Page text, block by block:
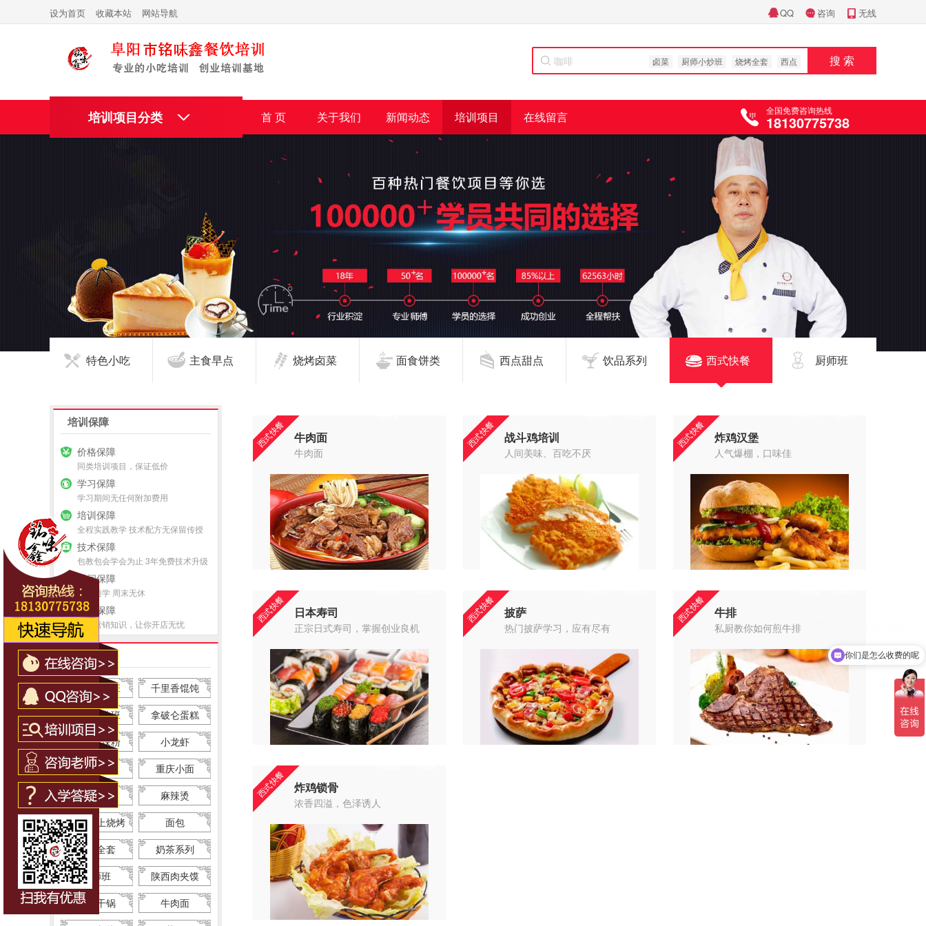
设为首页 收藏本站 网站导航 QQ 咨询 无线
卤菜 厨师小炒班 烧烤全套 西点 搜 索
培训项目分类 首 页 关于我们 新闻动态 培训项目 在线留言 全国免费咨询热线
18130775738
特色小吃 主食早点 烧烤卤菜 面食饼类 西点甜点 饮品系列 西式快餐 厨师班
培训保障
价格保障
同类培训项目，保证低价
学习保障
学习期间无任何附加费用
培训保障
全程实践教学 技术配方无保留传授
技术保障
包教包会学会为止 3年免费技术升级
时间保障
随到随学 周末无休
创业保障
传授营销知识，让你开店无忧
推荐项目
西点全能班
千里香馄饨
早点创业班
拿破仑蛋糕
重庆酸辣粉
小龙虾
北京烤鸭
重庆小面
蛋挞
麻辣烫
韩式纸上烧烤
面包
烧烤全套
奶茶系列
厨师班
陕西肉夹馍
特色干锅
牛肉面
西式快餐 牛肉面
牛肉面
西式快餐 战斗鸡培训
人间美味、百吃不厌
西式快餐 炸鸡汉堡
人气爆棚，口味佳
西式快餐 日本寿司
正宗日式寿司，掌握创业良机
西式快餐 披萨
热门披萨学习，应有尽有
西式快餐 牛排
私厨教你如何煎牛排
西式快餐 炸鸡锁骨
浓香四溢，色泽诱人
你们是怎么收费的呢